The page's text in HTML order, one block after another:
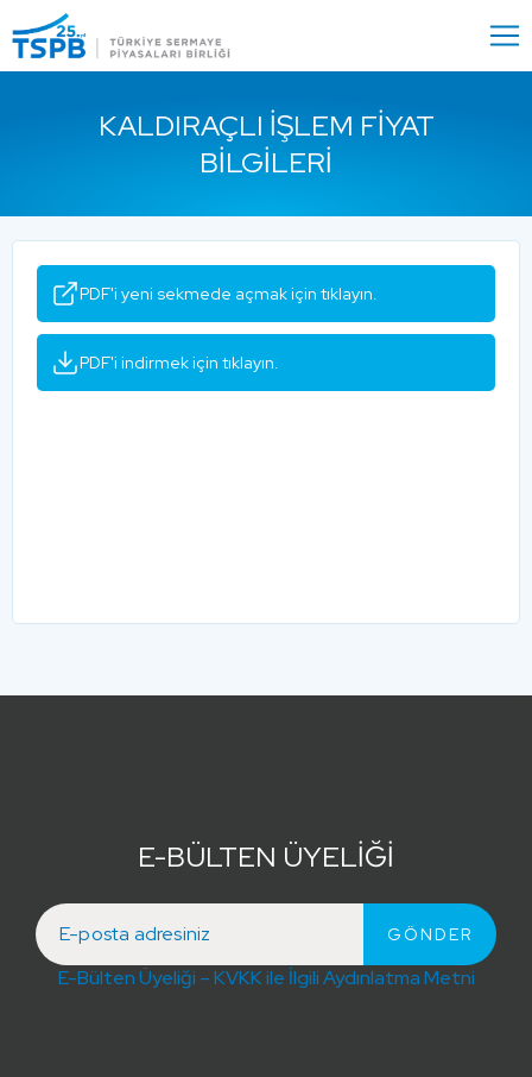
Close
KALDIRAÇLI İŞLEM FIYAT
BILGILERI
PDF'i yeni sekmede açmak için tıklayın.
PDF'i indirmek için tıklayın.
E-BÜLTEN ÜYELİĞİ
E-Bülten Üyeliği – KVKK ile İlgili Aydınlatma Metni